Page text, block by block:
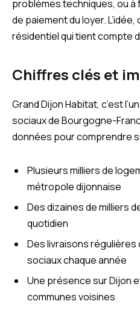
problèmes techniques, ou
de paiement du loyer.
résidentiel qui tient compte
Chiffres clés et
Grand Dijon Habitat, c’est
sociaux de Bourgogne-
données pour comprendre
Plusieurs milliers de
métropole dijonnaise
Des dizaines de milliers
quotidien
Des livraisons
sociaux chaque année
Une présence sur Dijon
communes voisines